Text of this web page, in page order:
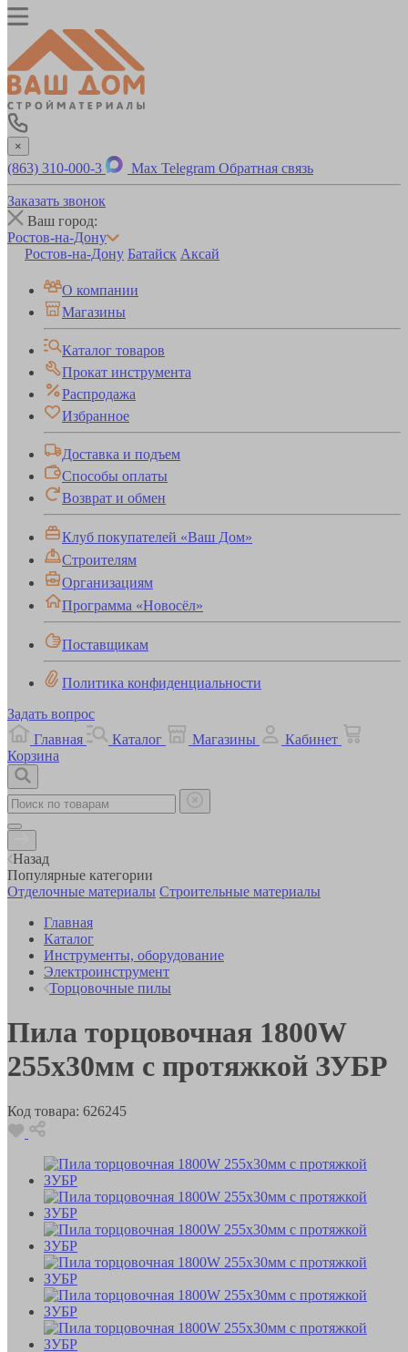
×
(863) 310-000-3 Max Telegram Обратная связь
Заказать звонок
Ваш город:
Ростов-на-Дону
Ростов-на-Дону Батайск Аксай
О компании
Магазины
Каталог товаров
Прокат инструмента
Распродажа
Избранное
Доставка и подъем
Способы оплаты
Возврат и обмен
Клуб покупателей «Ваш Дом»
Строителям
Организациям
Программа «Новосёл»
Поставщикам
Политика конфиденциальности
Задать вопрос
Главная
Каталог Магазины
Кабинет
Корзина
Назад
Популярные категории
Отделочные материалы Строительные материалы
Главная
Каталог
Инструменты, оборудование
Электроинструмент
Торцовочные пилы
Пила торцовочная 1800W
255х30мм с протяжкой ЗУБР
Код товара: 626245